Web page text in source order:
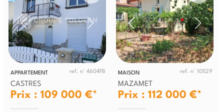
APPARTEMENT ref. n° 4604FB
CASTRES
Prix : 109 000 €*
MAISON ref. n° 10529
MAZAMET
Prix : 112 000 €*